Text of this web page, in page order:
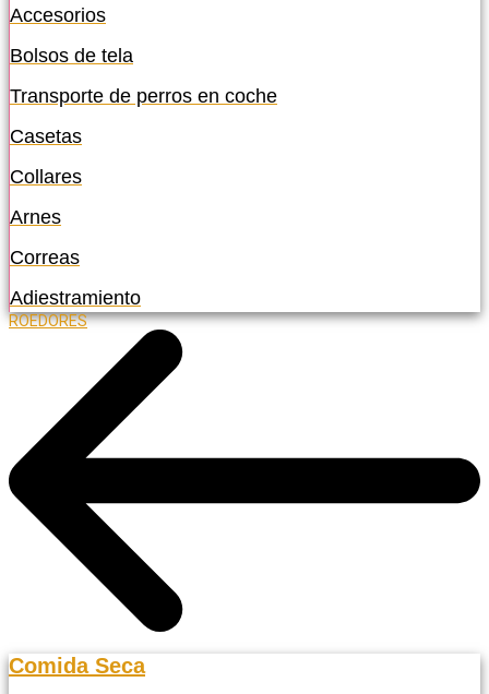
Accesorios
Bolsos de tela
Transporte de perros en coche
Casetas
Collares
Arnes
Correas
Adiestramiento
ROEDORES
Comida Seca